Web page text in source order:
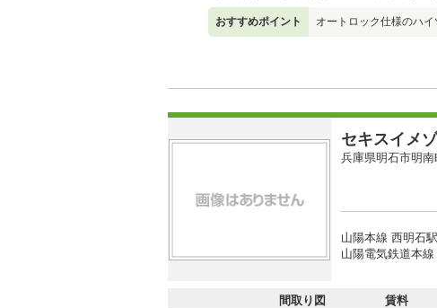
おすすめポイント オートロック仕様のハ
セキスイメ
兵庫県明石市明南
山陽本線 西明石
山陽電気鉄道本
間取り図 賃料